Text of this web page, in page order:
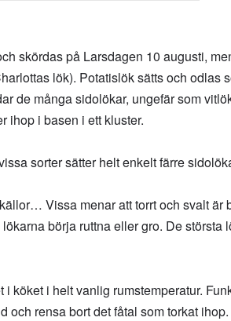
skördas på Larsdagen 10 augusti,
lök). Potatislök sätts och odlas
de många sidolökar, ungefär som
ihop i basen i ett kluster.
sorter sätter helt enkelt färre
Vissa menar att torrt och svalt är
börja ruttna eller gro. De största
köket i helt vanlig rumstemperatur.
rensa bort det fåtal som torkat